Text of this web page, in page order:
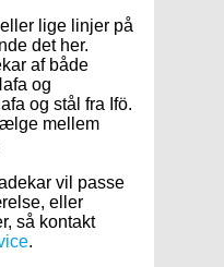
lige linjer på
det her.
af både
og
og stål fra Ifö.
mellem
vil passe
eller
så kontakt
.